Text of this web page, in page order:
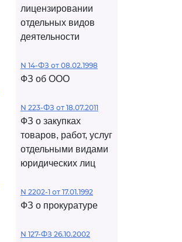
лицензировании
отдельных видов
деятельности
N 14-ФЗ от 08.02.1998
ФЗ об ООО
N 223-ФЗ от 18.07.2011
ФЗ о закупках
товаров, работ, услуг
отдельными видами
юридических лиц
N 2202-1 от 17.01.1992
ФЗ о прокуратуре
N 127-ФЗ 26.10.2002